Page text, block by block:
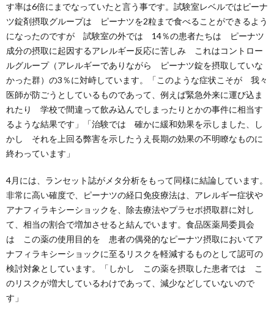
す率は6倍にまでなっていたと言う事です。試験室レベルではピーナ
ツ錠剤摂取グループは ピーナツを2粒まで食べることができるよう
になったのですが 試験室の外では 14％の患者たちは ピーナツ
成分の摂取に起因するアレルギー反応に苦しみ これはコントロー
ルグループ（アレルギーでありながら ピーナツ錠を摂取していな
かった群）の3％に対峙しています。「このような症状こそが 我々
医師が防ごうとしているものであって、例えば緊急外来に運び込ま
れたり 学校で間違って飲み込んでしまったりとかの事件に相当す
るような結果です」「治験では 確かに緩和効果を示しました、し
かし それを上回る弊害を示したうえ長期の効果の不明瞭なものに
終わっています」
4月には、ランセット誌がメタ分析をもって同様に結論しています。
非常に高い確度で、ピーナツの経口免疫療法は、アレルギー症状や
アナフィラキシーショックを、除去療法やプラセボ摂取群に対し
て、相当の割合で増加させると結んでいます。食品医薬局委員会
は この薬の使用目的を 患者の偶発的なピーナツ摂取においてア
ナフィラキシーショックに至るリスクを軽減するものとして認可の
検討対象としています。「しかし この薬を摂取した患者では こ
のリスクが増大しているわけであって、減少などしていないので
す」